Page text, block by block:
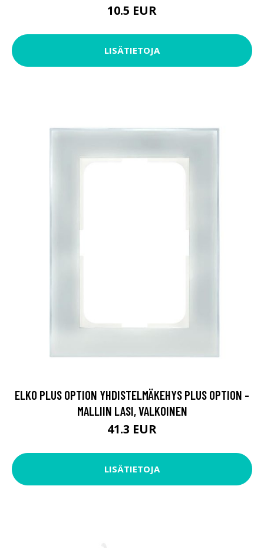
10.5 EUR
LISÄTIETOJA
ELKO PLUS OPTION YHDISTELMÄKEHYS PLUS OPTION -
MALLIIN LASI, VALKOINEN
41.3 EUR
LISÄTIETOJA